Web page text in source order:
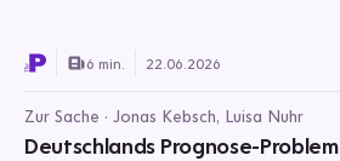
6 min. 22.06.2026
Zur Sache · Jonas Kebsch, Luisa Nuhr
Deutschlands Prognose-Problem